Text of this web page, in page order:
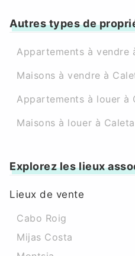
Autres types de
Appartements à vendre
Maisons à vendre à
Appartements à louer à
Maisons à louer à
Explorez les lieux
Lieux de vente
Cabo Roig
Mijas Costa